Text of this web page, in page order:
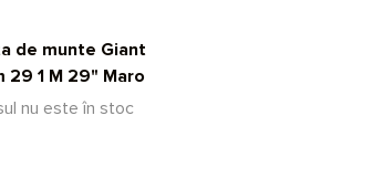
de munte Giant
29 1 M 29" Maro
nu este în stoc